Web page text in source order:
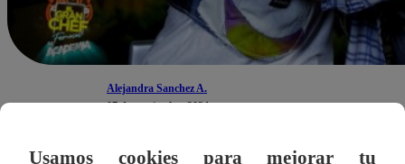
Alejandra Sanchez A.
07 de septiembre 2024
Usamos cookies para mejorar tu